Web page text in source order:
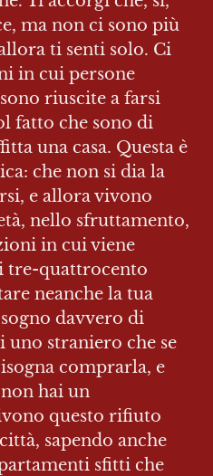
ma non ci sono più
ti senti solo. Ci
in cui persone
riuscite a farsi
fatto che sono di
una casa. Questa è
che non si dia la
e allora vivono
nello sfruttamento,
in cui viene
tre-quattrocento
neanche la tua
davvero di
straniero che se
comprarla, e
hai un
questo rifiuto
sapendo anche
sfitti che